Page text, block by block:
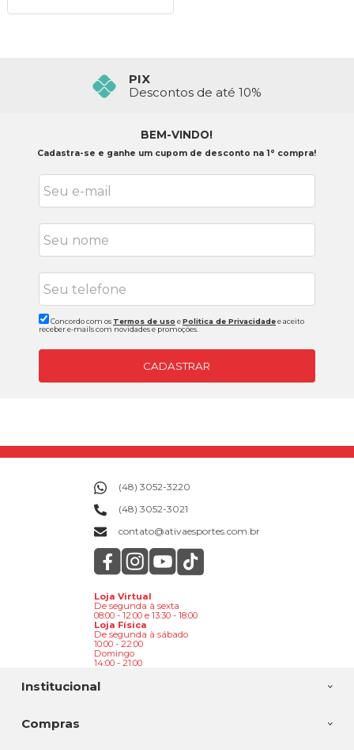
PIX
Descontos de até 10%
BEM-VINDO!
Cadastra-se e ganhe um cupom de desconto na 1° compra!
Concordo com os Termos de uso ePolitica de Privacidadee aceito
receber e-mails com novidades e promoções.
CADASTRAR
Institucional
Compras
(48) 3052-3220
(48) 3052-3021
contato@ativaesportes.com.br
Loja Virtual
De segunda à sexta
08:00 - 12:00 e 13:30 - 18:00
Loja Física
De segunda à sábado
10:00 - 22:00
Domingo
14:00 - 21:00